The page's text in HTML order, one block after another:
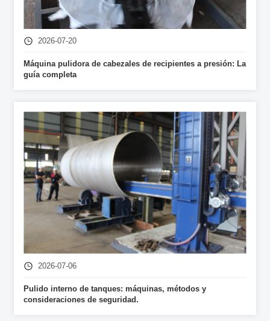
2026-07-20
Máquina pulidora de cabezales de recipientes a presión: La
guía completa
2026-07-06
Pulido interno de tanques: máquinas, métodos y
consideraciones de seguridad.